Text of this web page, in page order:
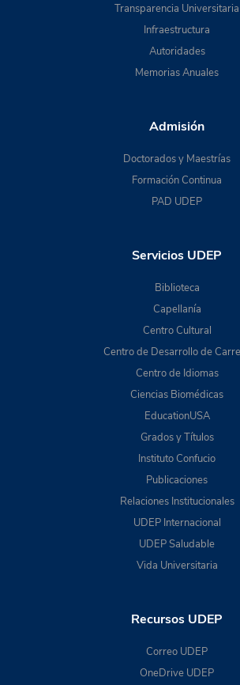
Transparencia Universitaria
Infraestructura
Autoridades
Memorias Anuales
Admisión
Doctorados y Maestrías
Formación Continua
PAD UDEP
Servicios UDEP
Biblioteca
Capellanía
Centro Cultural
Centro de Desarrollo de
Centro de Idiomas
Ciencias Biomédicas
EducationUSA
Grados y Títulos
Instituto Confucio
Publicaciones
Relaciones Institucionales
UDEP Internacional
UDEP Saludable
Vida Universitaria
Recursos UDEP
Correo UDEP
OneDrive UDEP